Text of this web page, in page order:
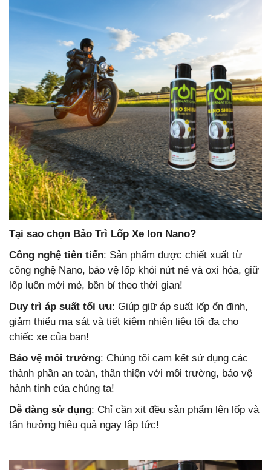
Tại sao chọn Bảo Trì Lốp Xe Ion Nano?
Công nghệ tiên tiến: Sản phẩm được chiết xuất từ
công nghệ Nano, bảo vệ lốp khỏi nứt nẻ và oxi hóa, giữ
lốp luôn mới mẻ, bền bỉ theo thời gian!
Duy trì áp suất tối ưu: Giúp giữ áp suất lốp ổn định,
giảm thiểu ma sát và tiết kiệm nhiên liệu tối đa cho
chiếc xe của bạn!
Bảo vệ môi trường: Chúng tôi cam kết sử dụng các
thành phần an toàn, thân thiện với môi trường, bảo vệ
hành tinh của chúng ta!
Dễ dàng sử dụng: Chỉ cần xịt đều sản phẩm lên lốp và
tận hưởng hiệu quả ngay lập tức!